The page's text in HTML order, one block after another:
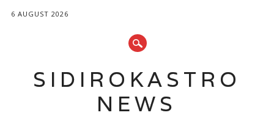
6 AUGUST 2026
SIDIROKASTRO
NEWS